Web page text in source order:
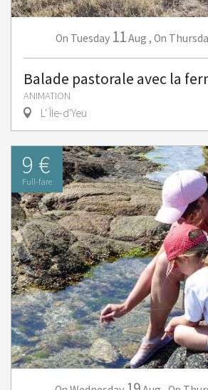
On Tuesday 11Aug , On
Balade pastorale avec la
ANIMATION
L' Île-d'Yeu
9 €
Full-fare